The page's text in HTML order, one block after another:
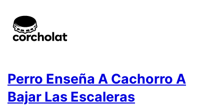
Perro Enseña A Cachorro A
Bajar Las Escaleras